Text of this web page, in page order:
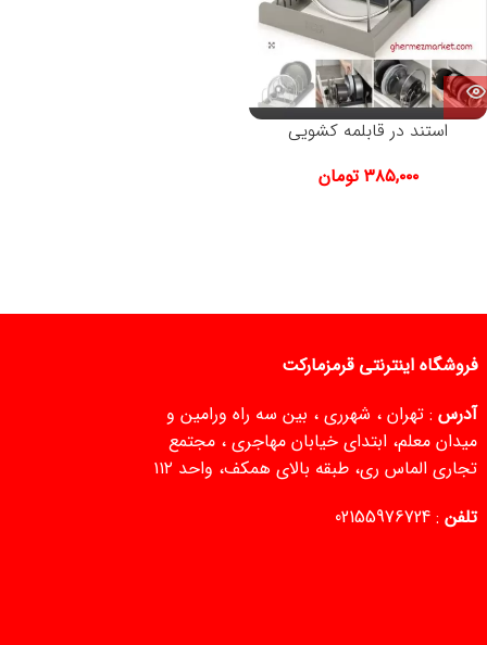
استند در قابلمه کشویی
۳۸۵,۰۰۰ تومان
فروشگاه اینترنتی قرمزمارکت
آدرس : تهران ، شهرری ، بین سه راه ورامین و
میدان معلم، ابتدای خیابان مهاجری ، مجتمع
تجاری الماس ری، طبقه بالای همکف، واحد ۱۱۲
تلفن :
02155976724